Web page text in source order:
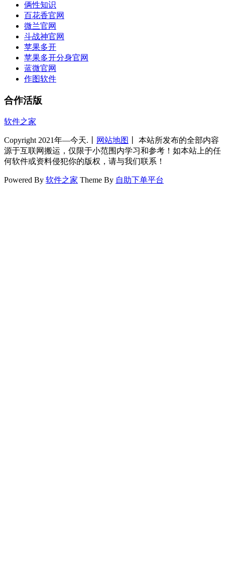
俩性知识
百花香官网
微兰官网
斗战神官网
苹果多开
苹果多开分身官网
蓝微官网
作图软件
合作活版
软件之家
Copyright 2021年—今天.丨 网站地图
丨 本站所发布的全部内容
源于互联网搬运，仅限于小范围内学习和参考！如本站上的任
何软件或资料侵犯你的版权，请与我们联系！
Powered By 软件之家 Theme By 自助下单平台